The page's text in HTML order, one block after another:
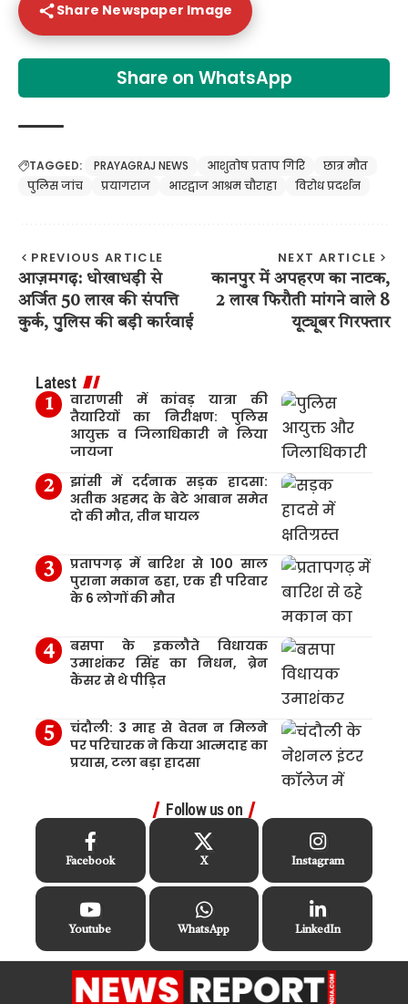
Share Newspaper Image
Share on WhatsApp
TAGGED: PRAYAGRAJ NEWS आशुतोष प्रताप गिरि
छात्र मौत
पुलिस जांच
प्रयागराज भारद्वाज आश्रम चौराहा विरोध प्रदर्शन
PREVIOUS ARTICLE
आज़मगढ़: धोखाधड़ी से
अर्जित 50 लाख की संपत्ति
कुर्क, पुलिस की बड़ी कार्रवाई
NEXT ARTICLE
कानपुर में अपहरण का नाटक,
2 लाख फिरौती मांगने वाले 8
यूट्यूबर गिरफ्तार
Latest
वाराणसी में कांवड़ यात्रा की
तैयारियों का निरीक्षण: पुलिस
आयुक्त व जिलाधिकारी ने लिया
जायजा
झांसी में दर्दनाक सड़क हादसा:
अतीक अहमद के बेटे आबान समेत
दो की मौत, तीन घायल
प्रतापगढ़ में बारिश से 100 साल
पुराना मकान ढहा, एक ही परिवार
के 6 लोगों की मौत
बसपा के इकलौते विधायक
उमाशंकर सिंह का निधन, ब्रेन
कैंसर से थे पीड़ित
चंदौली: 3 माह से वेतन न मिलने
पर परिचारक ने किया आत्मदाह का
प्रयास, टला बड़ा हादसा
Follow us on
Facebook X Instagram
Youtube WhatsApp LinkedIn